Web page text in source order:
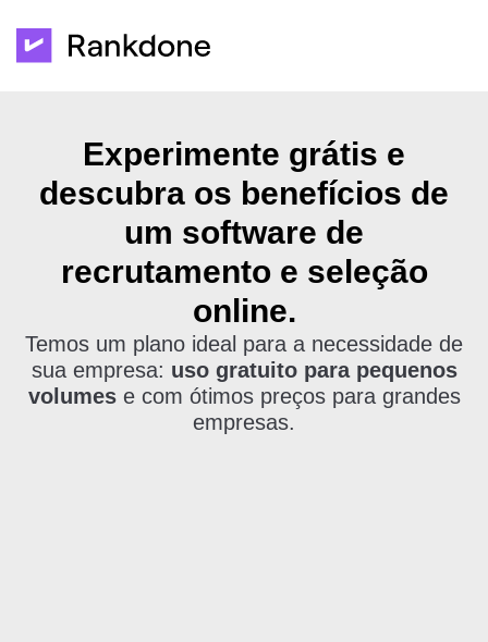
Experimente grátis e
descubra os benefícios de
um software de
recrutamento e seleção
online.
Temos um plano ideal para a necessidade de
sua empresa: uso gratuito para pequenos
volumese com ótimos preços para grandes
empresas.